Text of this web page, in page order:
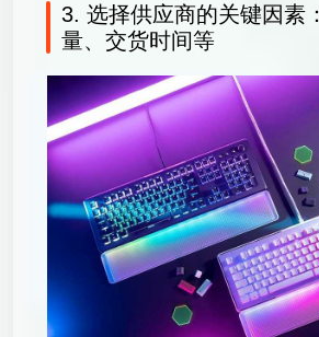
3. 选择供应商的关键因素
量、交货时间等